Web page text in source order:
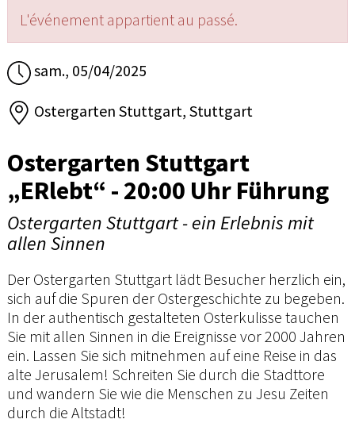
L'événement appartient au passé.
sam., 05/04/2025
Ostergarten Stuttgart, Stuttgart
Ostergarten Stuttgart
„ERlebt“ - 20:00 Uhr Führung
Ostergarten Stuttgart - ein Erlebnis mit
allen Sinnen
Der Ostergarten Stuttgart lädt Besucher herzlich ein,
sich auf die Spuren der Ostergeschichte zu begeben.
In der authentisch gestalteten Osterkulisse tauchen
Sie mit allen Sinnen in die Ereignisse vor 2000 Jahren
ein. Lassen Sie sich mitnehmen auf eine Reise in das
alte Jerusalem! Schreiten Sie durch die Stadttore
und wandern Sie wie die Menschen zu Jesu Zeiten
durch die Altstadt!